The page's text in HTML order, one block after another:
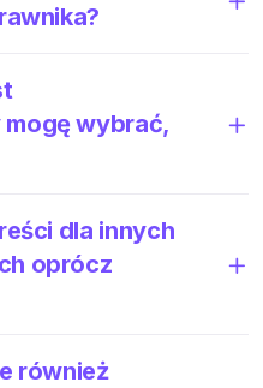
wybrać,
dla innych
oprócz
również